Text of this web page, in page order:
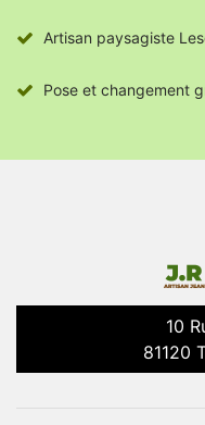
Artisan paysagiste
Pose et changement
10
81120